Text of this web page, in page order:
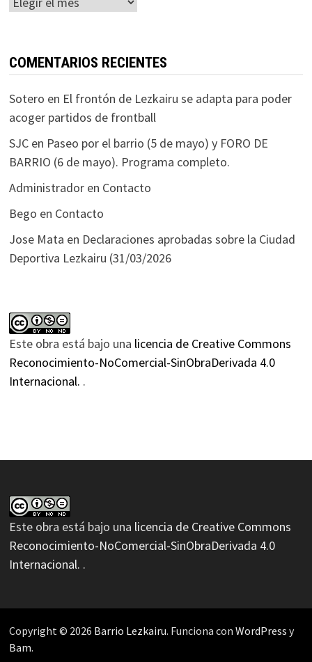
COMENTARIOS RECIENTES
Sotero en El frontón de Lezkairu se adapta para poder
acoger partidos de frontball
SJCen Paseo por el barrio (5 de mayo) y FORO DE
BARRIO (6 de mayo). Programa completo.
Administradoren Contacto
Bego en Contacto
Jose Mata en Declaraciones aprobadas sobre la Ciudad
Deportiva Lezkairu (31/03/2026
Este obra está bajo una licencia de Creative Commons
Reconocimiento-NoComercial-SinObraDerivada 4.0
Internacional. .
Este obra está bajo una licencia de Creative Commons
Reconocimiento-NoComercial-SinObraDerivada 4.0
Internacional. .
Copyright © 2026 Barrio Lezkairu. Funciona con WordPress y
Bam.